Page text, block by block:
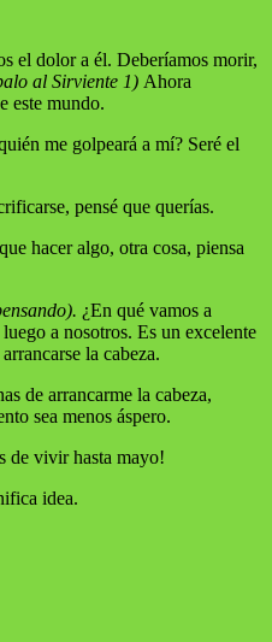
el dolor a él. Deberíamos morir,
al Sirviente 1) Ahora
este mundo.
me golpeará a mí? Seré el
pensé que querías.
hacer algo, otra cosa, piensa
¿En qué vamos a
a nosotros. Es un excelente
la cabeza.
de arrancarme la cabeza,
sea menos áspero.
de vivir hasta mayo!
idea.